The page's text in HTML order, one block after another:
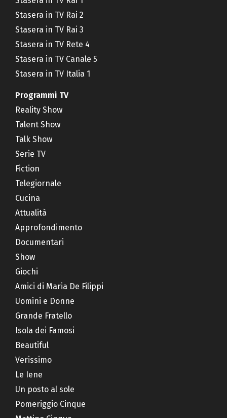
Stasera in TV Rai 2
Stasera in TV Rai 3
Stasera in TV Rete 4
Stasera in TV Canale 5
Stasera in TV Italia 1
Programmi TV
Reality Show
Talent Show
Talk Show
Serie TV
Fiction
Telegiornale
Cucina
Attualità
Approfondimento
Documentari
Show
Giochi
Amici di Maria De Filippi
Uomini e Donne
Grande Fratello
Isola dei Famosi
Beautiful
Verissimo
Le Iene
Un posto al sole
Pomeriggio Cinque